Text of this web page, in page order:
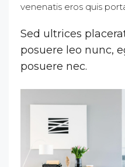
venenatis eros quis
Sed ultrices
posuere leo nunc,
posuere nec.